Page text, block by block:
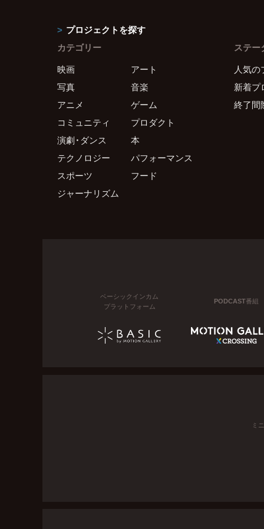
プロジェクトを探す
カテゴリー
映画
アート
写真
音楽
アニメ
ゲーム
コミュニティ
プロダクト
演劇・ダンス
本
テクノロジー
パフォーマンス
スポーツ
フード
ジャーナリズム
ステー
人気の
新着プ
終了間
ベーシックインカム
プラットフォーム
PODCAST番組
ミ